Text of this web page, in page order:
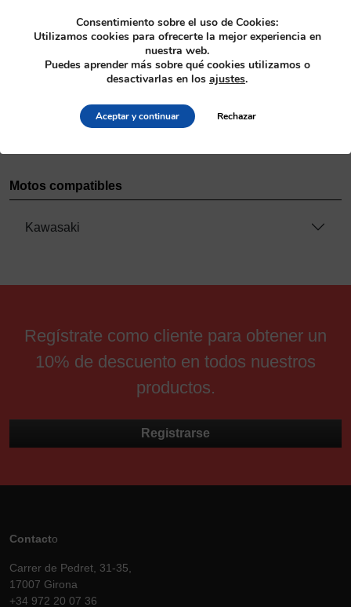
26.710108
Categoría
Motos compatibles
Kawasaki
Regístrate como cliente para obtener un
10% de descuento en todos nuestros
productos.
Registrarse
Contacto
Carrer de Pedret, 31-35,
17007 Girona
+34 972 20 07 36
Consentimiento sobre el uso de Cookies:
Utilizamos cookies para ofrecerte la mejor experiencia en
nuestra web.
Puedes aprender más sobre qué cookies utilizamos o
desactivarlas en los ajustes.
Aceptar y continuar Rechazar